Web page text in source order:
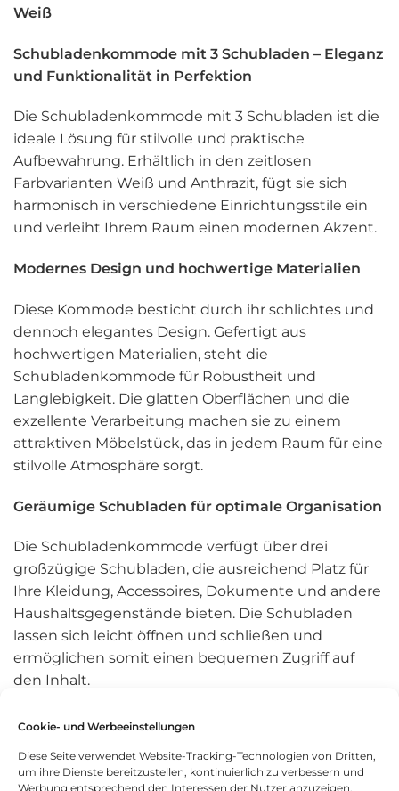
Cookie- und Werbeeinstellungen
Diese Seite verwendet Website-Tracking-Technologien von Dritten,
um ihre Dienste bereitzustellen, kontinuierlich zu verbessern und
Werbung entsprechend den Interessen der Nutzer anzuzeigen.
Weiß
Schubladenkommode mit 3 Schubladen – Eleganz
und Funktionalität in Perfektion
Die Schubladenkommode mit 3 Schubladen ist die
ideale Lösung für stilvolle und praktische
Aufbewahrung. Erhältlich in den zeitlosen
Farbvarianten Weiß und Anthrazit, fügt sie sich
harmonisch in verschiedene Einrichtungsstile ein
und verleiht Ihrem Raum einen modernen Akzent.
Modernes Design und hochwertige Materialien
Diese Kommode besticht durch ihr schlichtes und
dennoch elegantes Design. Gefertigt aus
hochwertigen Materialien, steht die
Schubladenkommode für Robustheit und
Langlebigkeit. Die glatten Oberflächen und die
exzellente Verarbeitung machen sie zu einem
attraktiven Möbelstück, das in jedem Raum für eine
stilvolle Atmosphäre sorgt.
Geräumige Schubladen für optimale Organisation
Die Schubladenkommode verfügt über drei
großzügige Schubladen, die ausreichend Platz für
Ihre Kleidung, Accessoires, Dokumente und andere
Haushaltsgegenstände bieten. Die Schubladen
lassen sich leicht öffnen und schließen und
ermöglichen somit einen bequemen Zugriff auf
den Inhalt.
Vielseitig einsetzbar und funktional
Dank ihres vielseitigen Designs eignet sich die
Schubladenkommode für verschiedene Räume in